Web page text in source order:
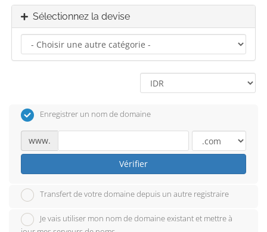
Sélectionnez la devise
Enregistrer un nom de domaine
www.
Vérifier
Transfert de votre domaine depuis un autre registraire
Je vais utiliser mon nom de domaine existant et mettre à